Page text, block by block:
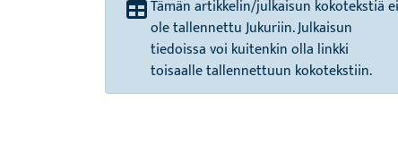
Tämän artikkelin/julkaisun kokotekstiä ei
ole tallennettu Jukuriin. Julkaisun
tiedoissa voi kuitenkin olla linkki
toisaalle tallennettuun kokotekstiin.